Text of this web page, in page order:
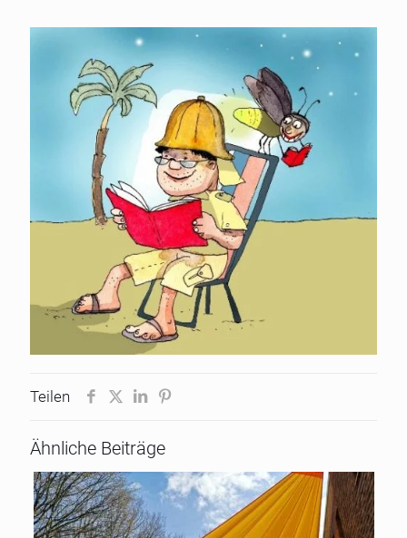
Teilen
Ähnliche Beiträge